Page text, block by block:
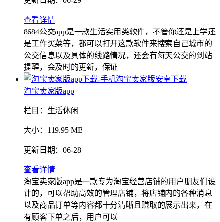
查看详情
8684公交app是一款生活实用类软件，不管你还是上学还
是工作买菜等，都可以打开这款软件来搜索自己城市的
公交信息以及具体的线路情况，还会有每天公交的到站
提醒，会及时的更新，保证
淘宝卖家版app
栏目： 生活休闲
大小： 119.95 MB
更新日期： 06-28
查看详情
淘宝卖家版app是一款专为淘宝经营店铺的用户朋友们设
计的，可以帮助高效的管理店铺，将店铺内的各种消息
以及商品订单等内容都十分清晰且赚取的展示出来，在
有顾客下单之后，用户可以